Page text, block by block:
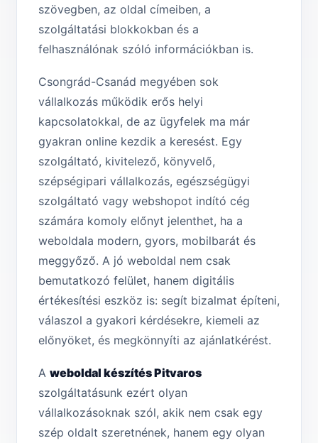
szövegben, az oldal címeiben, a
szolgáltatási blokkokban és a
felhasználónak szóló információkban is.
Csongrád-Csanád megyében sok
vállalkozás működik erős helyi
kapcsolatokkal, de az ügyfelek ma már
gyakran online kezdik a keresést. Egy
szolgáltató, kivitelező, könyvelő,
szépségipari vállalkozás, egészségügyi
szolgáltató vagy webshopot indító cég
számára komoly előnyt jelenthet, ha a
weboldala modern, gyors, mobilbarát és
meggyőző. A jó weboldal nem csak
bemutatkozó felület, hanem digitális
értékesítési eszköz is: segít bizalmat építeni,
válaszol a gyakori kérdésekre, kiemeli az
előnyöket, és megkönnyíti az ajánlatkérést.
A weboldal készítés Pitvaros
szolgáltatásunk ezért olyan
vállalkozásoknak szól, akik nem csak egy
szép oldalt szeretnének, hanem egy olyan